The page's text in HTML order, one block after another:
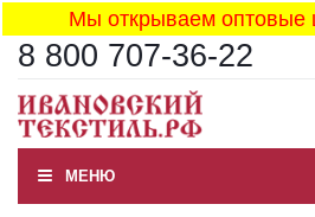
Мы открываем оптовые
8 800 707-36-22
МЕНЮ